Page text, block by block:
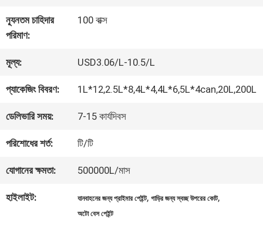
কারখানা
মান
নিয়ন্ত্রণ
ন্যূনতম চাহিদার
পরিমাণ:
100 বাক্স
মূল্য: USD3.06/L-10.5/L
প্যাকেজিং বিবরণ: 1L*12,2.5L*8,4L*4,4L*6,5L*4can,20L,200L
ডেলিভারি সময়: 7-15 কার্যদিবস
পরিশোধের শর্ত: টি/টি
যোগানের ক্ষমতা: 500000L/মাস
হাইলাইট: যানবাহনের জন্য প্রাইমার পেইন্ট,গাড়ির জন্য স্বচ্ছ উপরের কোট,
অটো বেস পেইন্ট